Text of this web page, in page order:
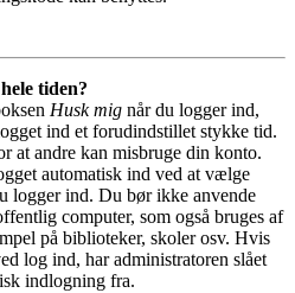
tiden?
Husk mig når du logger ind,
ind et forudindstillet stykke tid.
at andre kan misbruge din konto.
automatisk ind ved at vælge
logger ind. Du bør ikke anvende
computer, som også bruges af
på biblioteker, skoler osv. Hvis
log ind, har administratoren slået
indlogning fra.